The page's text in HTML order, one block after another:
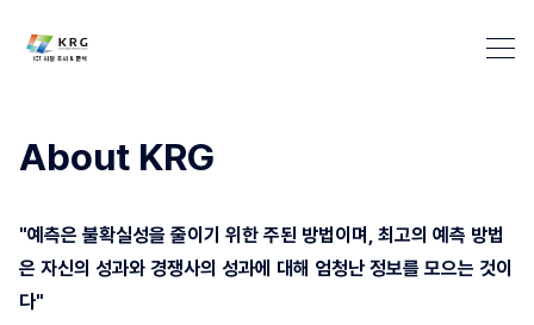
About KRG
"예측은 불확실성을 줄이기 위한 주된 방법이며, 최고의 예측 방법
은 자신의 성과와 경쟁사의 성과에 대해 엄청난 정보를 모으는 것이
다"